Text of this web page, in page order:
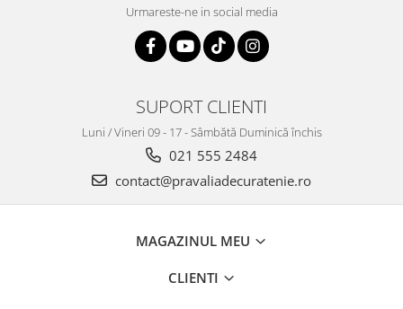
Urmareste-ne in social media
SUPORT CLIENTI
Luni / Vineri 09 - 17 - Sâmbătă Duminică închis
021 555 2484
contact@pravaliadecuratenie.ro
MAGAZINUL MEU
CLIENTI